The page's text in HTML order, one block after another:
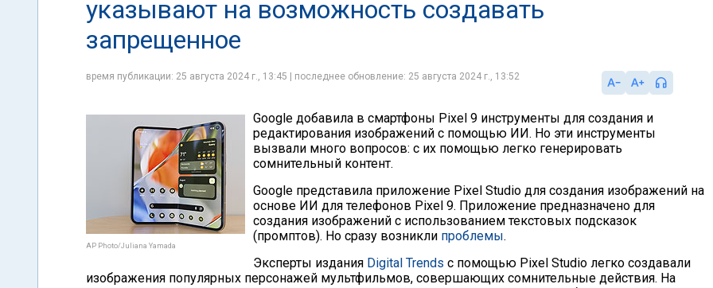
указывают на возможность создавать
запрещенное
время публикации: 25 августа 2024 г., 13:45 | последнее обновление: 25 августа 2024 г., 13:52
AP Photo/Juliana Yamada
Google добавила в смартфоны Pixel 9 инструменты для создания и
редактирования изображений с помощью ИИ. Но эти инструменты
вызвали много вопросов: с их помощью легко генерировать
сомнительный контент.
Google представила приложение Pixel Studio для создания изображений на
основе ИИ для телефонов Pixel 9. Приложение предназначено для
создания изображений с использованием текстовых подсказок
(промптов). Но сразу возникли проблемы.
Эксперты издания Digital Trends с помощью Pixel Studio легко создавали
изображения популярных персонажей мультфильмов, совершающих сомнительные действия. На